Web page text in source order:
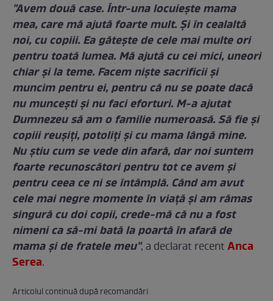
"Avem două case. Într-una locuiește mama
mea, care mă ajută foarte mult. Și în cealaltă
noi, cu copiii. Ea gătește de cele mai multe ori
pentru toată lumea. Mă ajută cu cei mici, uneori
chiar și la teme. Facem niște sacrificii și
muncim pentru ei, pentru că nu se poate dacă
nu muncești și nu faci eforturi. M-a ajutat
Dumnezeu să am o familie numeroasă. Să fie și
copiii reușiți, potoliți și cu mama lângă mine.
Nu știu cum se vede din afară, dar noi suntem
foarte recunoscători pentru tot ce avem și
pentru ceea ce ni se întâmplă. Când am avut
cele mai negre momente în viață și am rămas
singură cu doi copii, crede-mă că nu a fost
nimeni ca să-mi bată la poartă în afară de
mama și de fratele meu", a declarat recentAnca
Serea.
Articolul continuă după recomandări